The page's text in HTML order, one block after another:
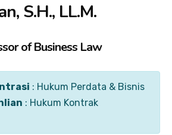
S.H., LL.M.
of Business Law
: Hukum Perdata & Bisnis
: Hukum Kontrak